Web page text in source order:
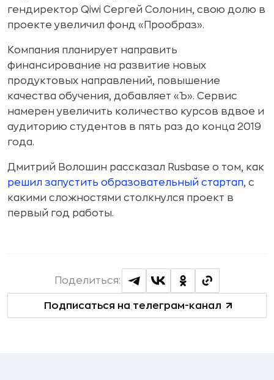
гендиректор Qiwi Сергей Солонин, свою долю в
проекте увеличил фонд «Прообраз».
Компания планирует направить
финансирование на развитие новых
продуктовых направлений, повышение
качества обучения, добавляет «Ъ». Сервис
намерен увеличить количество курсов вдвое и
аудиторию студентов в пять раз до конца 2019
года.
Дмитрий Волошин рассказал Rusbase о том, как
решил запустить образовательный стартап, с
какими сложностями столкнулся проект в
первый год работы.
Подписаться на телеграм-канал
Поделиться: